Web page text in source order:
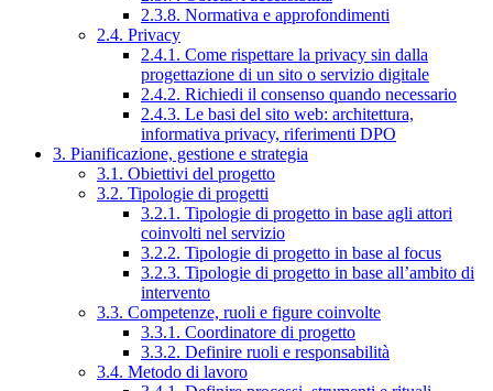
2.3.8. Normativa e approfondimenti
2.4. Privacy
2.4.1. Come rispettare la privacy sin dalla
progettazione di un sito o servizio digitale
2.4.2. Richiedi il consenso quando necessario
2.4.3. Le basi del sito web: architettura,
informativa privacy, riferimenti DPO
3. Pianificazione, gestione e strategia
3.1. Obiettivi del progetto
3.2. Tipologie di progetti
3.2.1. Tipologie di progetto in base agli attori
coinvolti nel servizio
3.2.2. Tipologie di progetto in base al focus
3.2.3. Tipologie di progetto in base all’ambito di
intervento
3.3. Competenze, ruoli e figure coinvolte
3.3.1. Coordinatore di progetto
3.3.2. Definire ruoli e responsabilità
3.4. Metodo di lavoro